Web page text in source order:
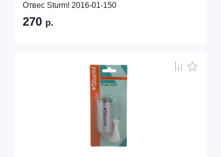
Отвес Sturm! 2016-01-150
270 р.